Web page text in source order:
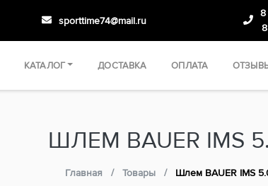
sporttime74@mail.ru
8
КАТАЛОГ ДОСТАВКА ОПЛАТА
ШЛЕМ BAUER IMS
Главная Товары Шлем BAUER IMS